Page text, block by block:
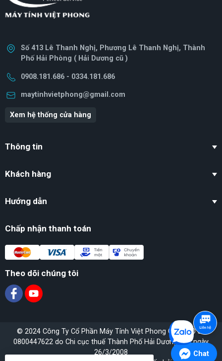
Số 413 Lê Thanh Nghị, Phương Lê Thanh Nghị, Thành
Phố Hải Phòng ( Hải Dương cũ )
0908.181.686 - 0334.181.686
maytinhvietphong@gmail.com
Xem hệ thống cửa hàng
Thông tin
Khách hàng
Hướng dẫn
Chấp nhận thanh toán
Theo dõi chúng tôi
© 2024 Công Ty Cổ Phần Máy Tính Việt Phong GPĐKKD số
0800447622 do Chi cục thuế Thành Phố Hải Dương cấp ngày
26/3/2008
Chat